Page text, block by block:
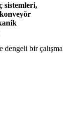
sistemleri,
dengeli bir çalışma